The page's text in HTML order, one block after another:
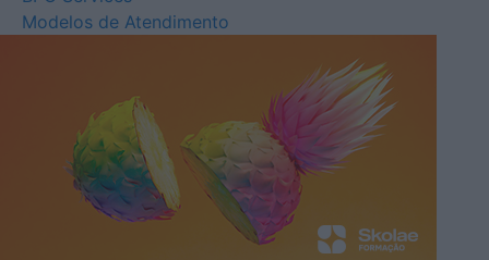
Modelos de Atendimento